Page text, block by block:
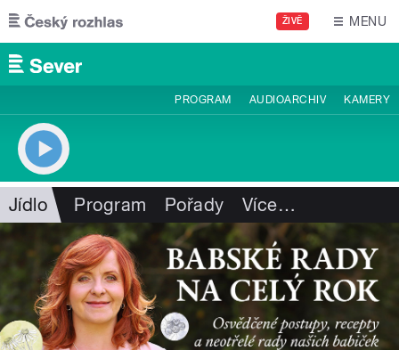
Přejít k hlavnímu obsahu
ŽIVĚ MENU
PROGRAM AUDIOARCHIV KAMERY
Jídlo Program Pořady Více…